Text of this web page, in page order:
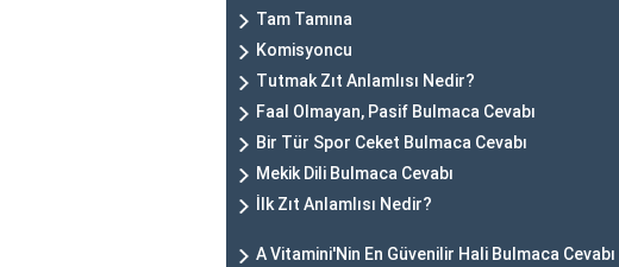
Tam Tamına
Komisyoncu
Tutmak Zıt Anlamlısı Nedir?
Faal Olmayan, Pasif Bulmaca Cevabı
Bir Tür Spor Ceket Bulmaca Cevabı
Mekik Dili Bulmaca Cevabı
İlk Zıt Anlamlısı Nedir?
A Vitamini'Nin En Güvenilir Hali Bulmaca Cevabı